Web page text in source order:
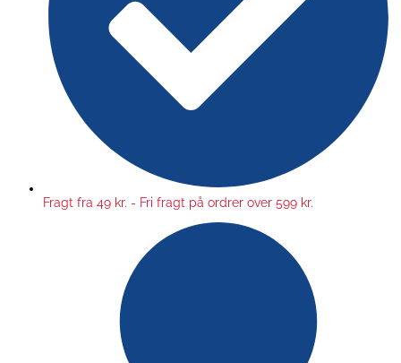
Fragt fra 49 kr. - Fri fragt på ordrer over 599 kr.